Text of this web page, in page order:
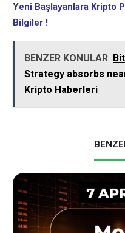
Yeni Başlayanlara Kripto
Bilgiler !
BENZER KONULAR
Strategy absorbs
Kripto Haberleri